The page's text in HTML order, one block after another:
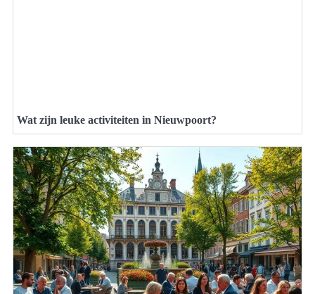
Wat zijn leuke activiteiten in Nieuwpoort?